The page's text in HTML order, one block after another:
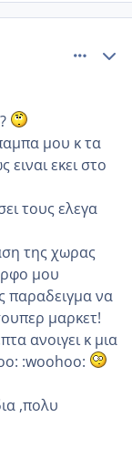
μου κ τα
εκει στο
τους ελεγα
της χωρας
μου
παραδειγμα να
μαρκετ!
ανοιγει κ μια
:woohoo:
,πολυ